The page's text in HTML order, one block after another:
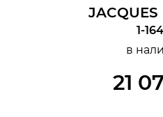
JACQUES
1-
в
21